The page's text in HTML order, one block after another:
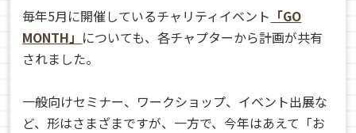
毎年5月に開催しているチャリティイベント 「GO
MONTH」 についても、各チャプターから計画が共有
されました。
一般向けセミナー、ワークショップ、イベント出展な
ど、形はさまざまですが、一方で、今年はあえて「お